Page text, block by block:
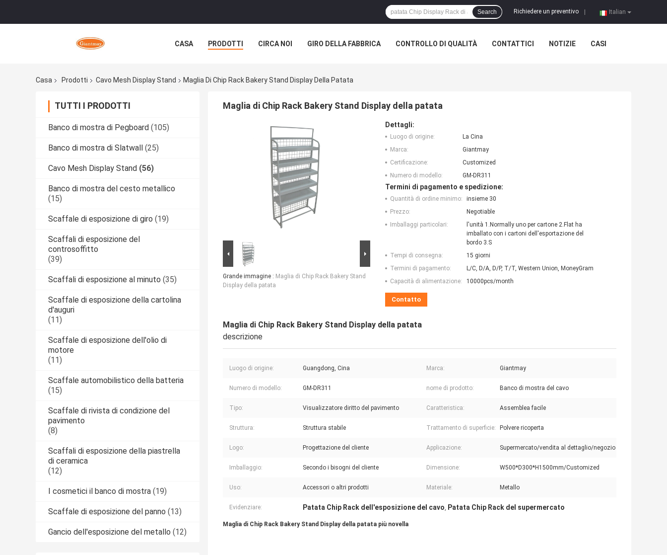
Italian
Richiedere un preventivo
Search
CASA PRODOTTI CIRCA NOI GIRO DELLA FABBRICA CONTROLLO DI QUALITÀ CONTATTICI NOTIZIE CASI
Casa Prodotti Cavo Mesh Display Stand Maglia Di Chip Rack Bakery Stand Display Della Patata
TUTTI I PRODOTTI
Banco di mostra di Pegboard (105)
Banco di mostra di Slatwall (25)
Cavo Mesh Display Stand (56)
Banco di mostra del cesto metallico
(15)
Scaffale di esposizione di giro (19)
Scaffali di esposizione del
controsoffitto
(39)
Scaffali di esposizione al minuto (35)
Scaffale di esposizione della cartolina
d'auguri
(11)
Scaffale di esposizione dell'olio di
motore
(11)
Scaffale automobilistico della batteria
(15)
Scaffale di rivista di condizione del
pavimento
(8)
Scaffali di esposizione della piastrella
di ceramica
(12)
I cosmetici il banco di mostra (19)
Scaffale di esposizione del panno (13)
Gancio dell'esposizione del metallo (12)
Maglia di Chip Rack Bakery Stand Display della patata
Grande immagine : Maglia di Chip Rack Bakery Stand
Display della patata
Dettagli:
Luogo di origine:
La Cina
Marca:
Giantmay
Certificazione:
Customized
Numero di modello:
GM-DR311
Termini di pagamento e spedizione:
Quantità di ordine minimo:
insieme 30
Prezzo:
Negotiable
Imballaggi particolari:
l'unità 1.Normally uno per cartone 2.Flat ha
imballato con i cartoni dell'esportazione del
bordo 3.S
Tempi di consegna:
15 giorni
Termini di pagamento:
L/C, D/A, D/P, T/T, Western Union, MoneyGram
Capacità di alimentazione:
10000pcs/month
Contatto
Maglia di Chip Rack Bakery Stand Display della patata
descrizione
Luogo di origine: Guangdong, Cina Marca: Giantmay
Numero di modello: GM-DR311 nome di prodotto: Banco di mostra del cavo
Tipo: Visualizzatore diritto del pavimento Caratteristica: Assemblea facile
Struttura: Struttura stabile Trattamento di superficie: Polvere ricoperta
Logo: Progettazione del cliente Applicazione: Supermercato/vendita al dettaglio/negozio
Imballaggio: Secondo i bisogni del cliente Dimensione: W500*D300*H1500mm/Customized
Uso: Accessori o altri prodotti Materiale: Metallo
Evidenziare: Patata Chip Rack dell'esposizione del cavo, Patata Chip Rack del supermercato
Maglia di Chip Rack Bakery Stand Display della patata più novella